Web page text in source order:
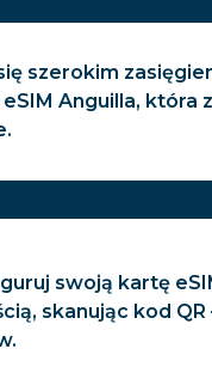
szerokim
Anguilla, która
swoją kartę
skanując kod